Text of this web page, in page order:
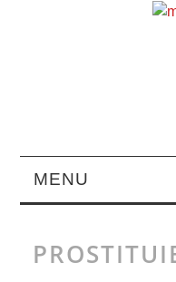
MENU